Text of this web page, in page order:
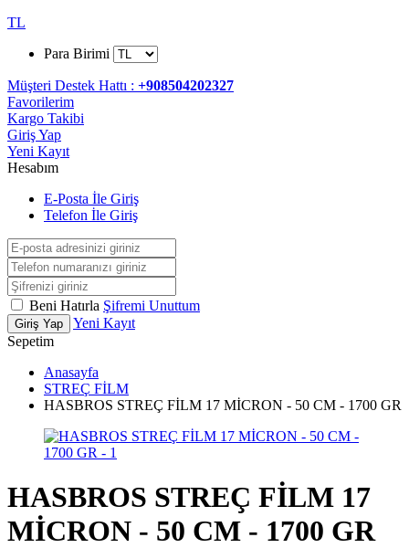
TL
Para Birimi
Müşteri Destek Hattı : +908504202327
Favorilerim
Kargo Takibi
Giriş Yap
Yeni Kayıt
Hesabım
E-Posta İle Giriş
Telefon İle Giriş
Beni Hatırla Şifremi Unuttum
Giriş Yap
Yeni Kayıt
Sepetim
Anasayfa
STREÇ FİLM
HASBROS STREÇ FİLM 17 MİCRON - 50 CM - 1700 GR
HASBROS STREÇ FİLM 17
MİCRON - 50 CM - 1700 GR